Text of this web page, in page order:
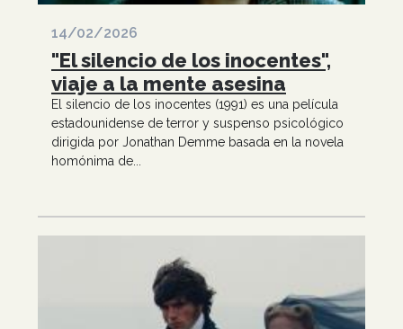
14/02/2026
"El silencio de los inocentes",
viaje a la mente asesina
El silencio de los inocentes (1991) es una película
estadounidense de terror y suspenso psicológico
dirigida por Jonathan Demme basada en la novela
homónima de...